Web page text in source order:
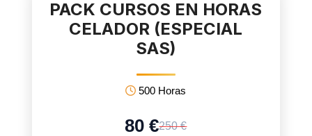
PACK CURSOS EN HORAS
CELADOR (ESPECIAL
SAS)
500 Horas
80 €250 €